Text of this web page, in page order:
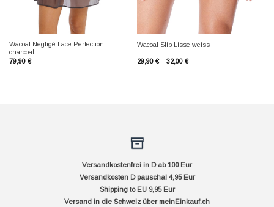
Wacoal Negligé Lace Perfection
charcoal
79,90 €
Wacoal Slip Lisse weiss
29,90 €– 32,00 €
Versandkostenfrei in D ab 100 Eur
Versandkosten D pauschal 4,95 Eur
Shipping to EU 9,95 Eur
Versand in die Schweiz über meinEinkauf.ch